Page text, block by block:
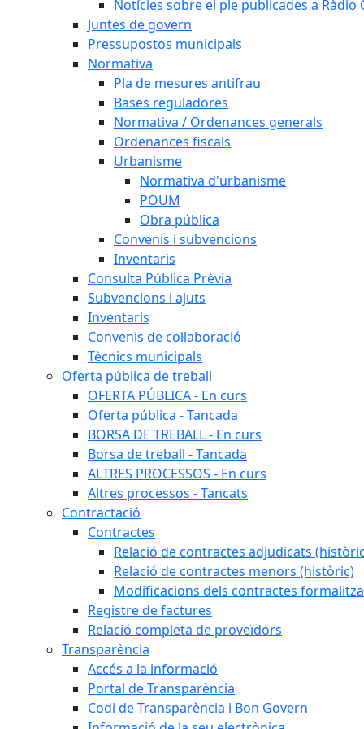
Notícies sobre el ple publicades a Ràdio
Juntes de govern
Pressupostos municipals
Normativa
Pla de mesures antifrau
Bases reguladores
Normativa / Ordenances generals
Ordenances fiscals
Urbanisme
Normativa d'urbanisme
POUM
Obra pública
Convenis i subvencions
Inventaris
Consulta Pública Prèvia
Subvencions i ajuts
Inventaris
Convenis de col·laboració
Tècnics municipals
Oferta pública de treball
OFERTA PÚBLICA - En curs
Oferta pública - Tancada
BORSA DE TREBALL - En curs
Borsa de treball - Tancada
ALTRES PROCESSOS - En curs
Altres processos - Tancats
Contractació
Contractes
Relació de contractes adjudicats
Relació de contractes menors (històric)
Modificacions dels contractes
Registre de factures
Relació completa de proveïdors
Transparència
Accés a la informació
Portal de Transparència
Codi de Transparència i Bon Govern